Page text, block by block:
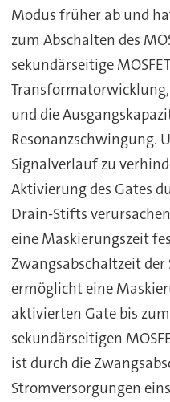
Modus früher ab und
zum Abschalten des
sekundärseitige
und die
Resonanzschwingung.
Signalverlauf zu
Aktivierung des Gates
Drain-Stifts
eine Maskierungszeit
Zwangsabschaltzeit der
ermöglicht eine
aktivierten Gate bis
sekundärseitigen
ist durch die
Stromversorgungen